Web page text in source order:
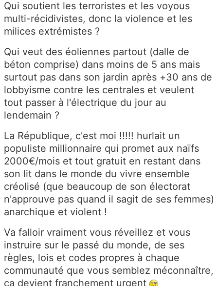
Qui soutient les terroristes et les voyous
multi-récidivistes, donc la violence et les
milices extrémistes ?
Qui veut des éoliennes partout (dalle de
béton comprise) dans moins de 5 ans mais
surtout pas dans son jardin après +30 ans de
lobbyisme contre les centrales et veulent
tout passer à l'électrique du jour au
lendemain ?
La République, c'est moi !!!!! hurlait un
populiste millionnaire qui promet aux naïfs
2000€/mois et tout gratuit en restant dans
son lit dans le monde du vivre ensemble
créolisé (que beaucoup de son électorat
n'approuve pas quand il sagit de ses femmes)
anarchique et violent !
Va falloir vraiment vous réveillez et vous
instruire sur le passé du monde, de ses
règles, lois et codes propres à chaque
communauté que vous semblez méconnaître,
ça devient franchement urgent